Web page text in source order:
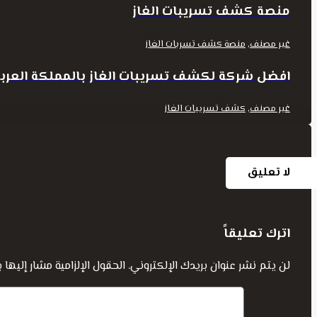
منصة كشف تسريبات الغاز
غير مصنف,منصة كشف تسربات الغاز
افضل شركة لكشف تسريبات الغاز بالمملكة
غير مصنف,كشف تسريبات الغاز
لا تعليق
اترك تعليقاً
لن يتم نشر عنوان بريدك الإلكتروني.الحقول الإلزامية مشار إليها